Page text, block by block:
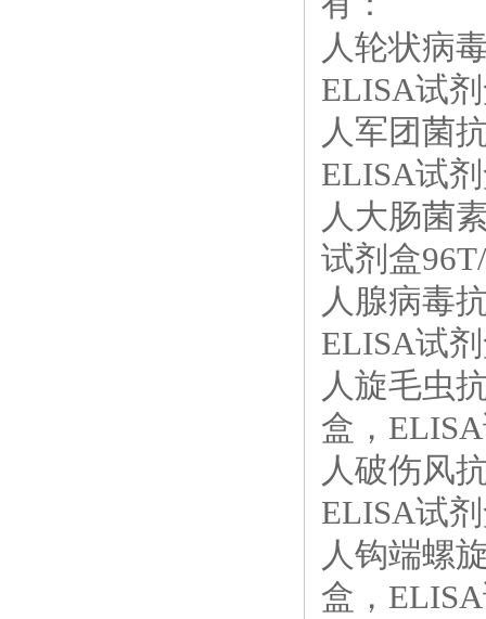
人轮状病
ELISA试
人军团菌
ELISA试
人大肠菌
试剂盒
人腺病毒
ELISA试
人旋毛虫
盒，
人破伤风
ELISA试
人钩端螺
盒，